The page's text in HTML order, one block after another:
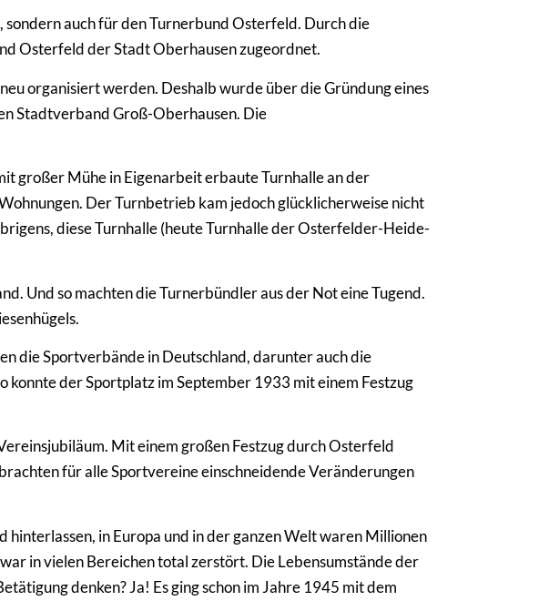
auch für den Turnerbund Osterfeld. Durch die
Osterfeld der Stadt Oberhausen zugeordnet.
organisiert werden. Deshalb wurde über die Gründung eines
Stadtverband Groß-Oberhausen. Die
großer Mühe in Eigenarbeit erbaute Turnhalle an der
Der Turnbetrieb kam jedoch glücklicherweise nicht
diese Turnhalle (heute Turnhalle der Osterfelder-Heide-
Und so machten die Turnerbündler aus der Not eine Tugend.
die Sportverbände in Deutschland, darunter auch die
der Sportplatz im September 1933 mit einem Festzug
Mit einem großen Festzug durch Osterfeld
für alle Sportvereine einschneidende Veränderungen
in Europa und in der ganzen Welt waren Millionen
in vielen Bereichen total zerstört. Die Lebensumstände der
denken? Ja! Es ging schon im Jahre 1945 mit dem